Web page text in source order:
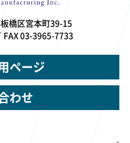
橋区宮本町39-15
FAX 03-3965-7733
ページ
わせ